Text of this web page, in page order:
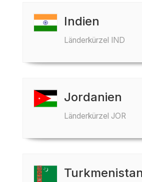
Indien
Länderkürzel IND
Jordanien
Länderkürzel JOR
Turkmenistan